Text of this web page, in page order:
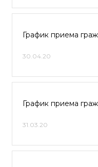
График приема
30.04.20
График приема
31.03.20